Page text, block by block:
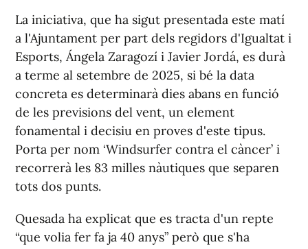
La iniciativa, que ha sigut presentada este matí
a l'Ajuntament per part dels regidors d'Igualtat i
Esports, Ángela Zaragozí i Javier Jordá, es durà
a terme al setembre de 2025, si bé la data
concreta es determinarà dies abans en funció
de les previsions del vent, un element
fonamental i decisiu en proves d'este tipus.
Porta per nom ‘Windsurfer contra el càncer’ i
recorrerà les 83 milles nàutiques que separen
tots dos punts.
Quesada ha explicat que es tracta d'un repte
“que volia fer fa ja 40 anys” però que s'ha